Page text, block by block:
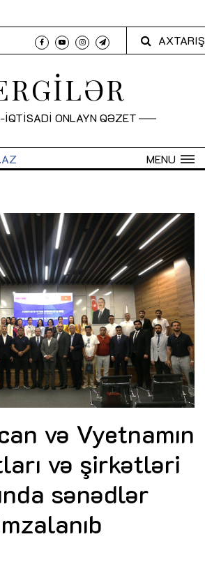
AXTARIŞ
İQTİSADİ ONLAYN QƏZET
MENU
və Vyetnamın
və şirkətləri
sənədlər